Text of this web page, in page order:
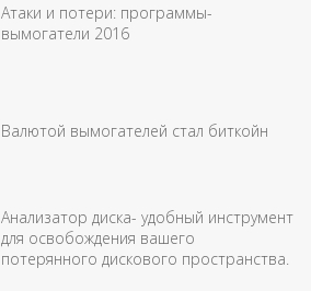
Атаки и потери: программы-
вымогатели 2016
Валютой вымогателей стал биткойн
Анализатор диска- удобный инструмент
для освобождения вашего
потерянного дискового пространства.